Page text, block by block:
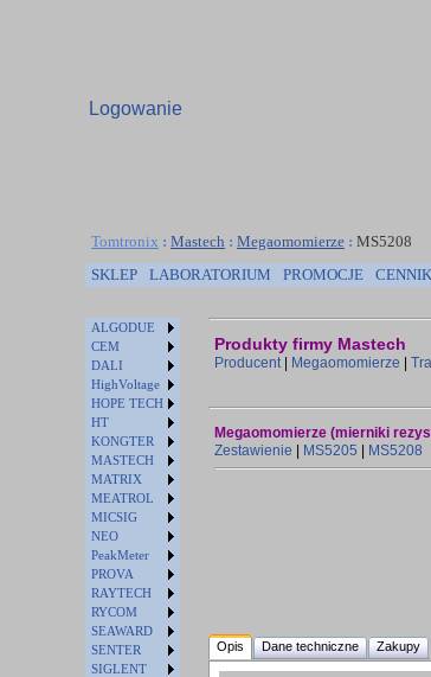
Logowanie
Tomtronix : Mastech : Megaomomierze : MS5208
SKLEP
LABORATORIUM PROMOCJE CENNIK
ALGODUE
CEM
DALI
HighVoltage
HOPE TECH
HT
KONGTER
MASTECH
MATRIX
MEATROL
MICSIG
NEO
PeakMeter
PROVA
RAYTECH
RYCOM
SEAWARD
SENTER
SIGLENT
Produkty firmy Mastech
Producent| Megaomomierze
Megaomomierze (mierniki
Zestawienie
MS5205 MS5208
Opis Dane techniczne Zakupy